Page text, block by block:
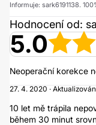
Informuje: sark6191138.
Hodnocení od:
5.0
Neoperační korekce
27. 4. 2020 ·
10 let mě trápila
během 30 minut